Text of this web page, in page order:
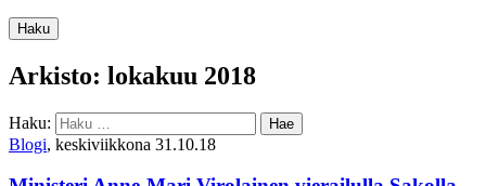
Haku
Arkisto: lokakuu 2018
Haku:
Blogi, keskiviikkona 31.10.18